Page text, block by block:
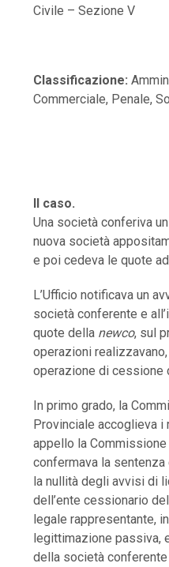
Civile – Sezione V
Classificazione:
Commerciale, Penale,
Il caso.
Una società conferiva
nuova società
e poi cedeva le quote
L’Ufficio notificava un
società conferente e
quote della newco, sul
operazioni realizzavano,
operazione di cessione
In primo grado, la
Provinciale accoglieva i
appello la Commissione
confermava la
la nullità degli avvisi di
dell’ente cessionario
legale rappresentante,
legittimazione passiva,
della società conferente